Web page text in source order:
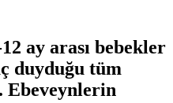
ay arası bebekler
duyduğu tüm
Ebeveynlerin